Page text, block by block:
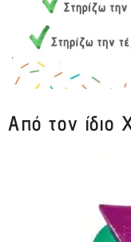
Από τον ίδιο